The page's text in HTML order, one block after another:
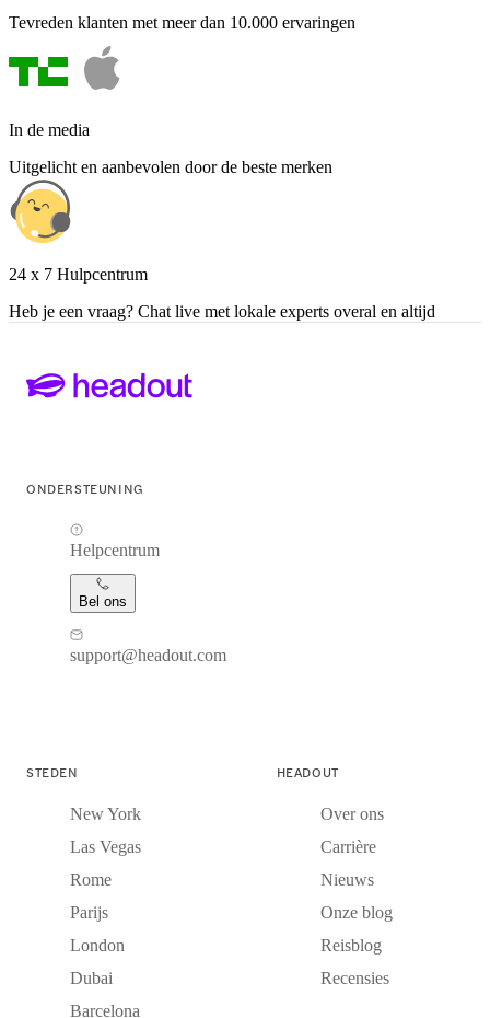
Tevreden klanten met meer dan 10.000 ervaringen
In de media
Uitgelicht en aanbevolen door de beste merken
24 x 7 Hulpcentrum
Heb je een vraag? Chat live met lokale experts overal en altijd
ONDERSTEUNING
Helpcentrum
Bel ons
support@headout.com
STEDEN
New York
Las Vegas
Rome
Parijs
London
Dubai
Barcelona
HEADOUT
Over ons
Carrière
Nieuws
Onze blog
Reisblog
Recensies